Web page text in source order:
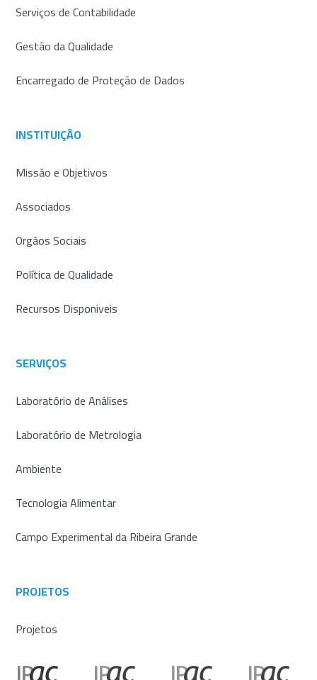
Serviços de Contabilidade
Gestão da Qualidade
Encarregado de Proteção de Dados
INSTITUIÇÃO
Missão e Objetivos
Associados
Orgãos Sociais
Política de Qualidade
Recursos Disponiveis
SERVIÇOS
Laboratório de Análises
Laboratório de Metrologia
Ambiente
Tecnologia Alimentar
Campo Experimental da Ribeira Grande
PROJETOS
Projetos